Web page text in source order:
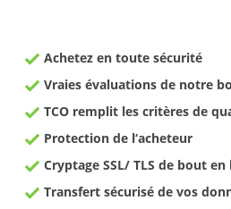
Achetez en toute sécurité
Vraies évaluations de notre
TCO remplit les critères de
Protection de l‘acheteur
Cryptage SSL/ TLS de bout
Transfert sécurisé de vos